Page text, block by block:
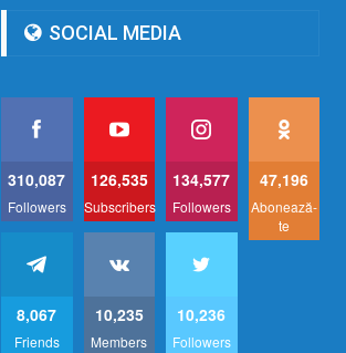
SOCIAL MEDIA
310,087
Followers
126,535
Subscribers
134,577
Followers
47,196
Abonează-
te
8,067
Friends
10,235
Members
10,236
Followers